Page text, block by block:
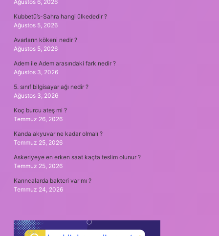
Ağustos 6, 2026
Kubbetü’s-Sahra hangi ülkededir ?
Ağustos 5, 2026
Avarların kökeni nedir ?
Ağustos 5, 2026
Adem ile Adem arasındaki fark nedir ?
Ağustos 3, 2026
5. sınıf bilgisayar ağı nedir ?
Ağustos 3, 2026
Koç burcu ateş mi ?
Temmuz 26, 2026
Kanda akyuvar ne kadar olmalı ?
Temmuz 25, 2026
Askeriyeye en erken saat kaçta teslim olunur ?
Temmuz 25, 2026
Karıncalarda bakteri var mı ?
Temmuz 24, 2026